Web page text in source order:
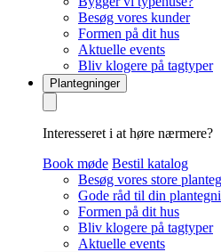
Besøg vores kunder
Formen på dit hus
Aktuelle events
Bliv klogere på tagtyper
Plantegninger
Interesseret i at høre nærmere?
Book møde Bestil katalog
Besøg vores store
Gode råd til din
Formen på dit hus
Bliv klogere på tagtyper
Aktuelle events